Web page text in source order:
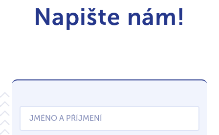
Napište nám!